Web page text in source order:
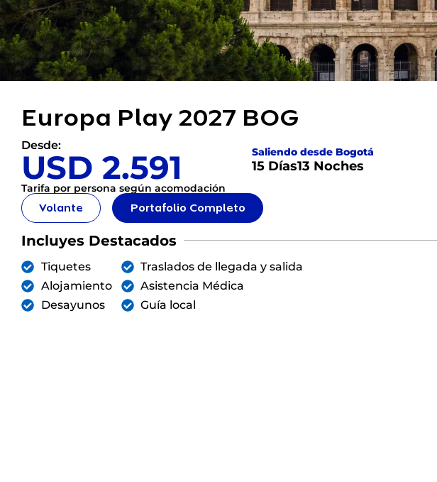
Europa Play 2027 BOG
Desde:
USD 2.591
Tarifa por persona según acomodación
Saliendo desde Bogotá
15 Días13 Noches
Volante Portafolio Completo
Incluyes Destacados
Tiquetes
Alojamiento
Desayunos
Traslados de llegada y salida
Asistencia Médica
Guía local